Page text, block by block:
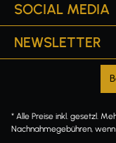
SOCIAL MEDIA
NEWSLETTER
* Alle Preise inkl. gesetzl.
Nachnahmegebühren,